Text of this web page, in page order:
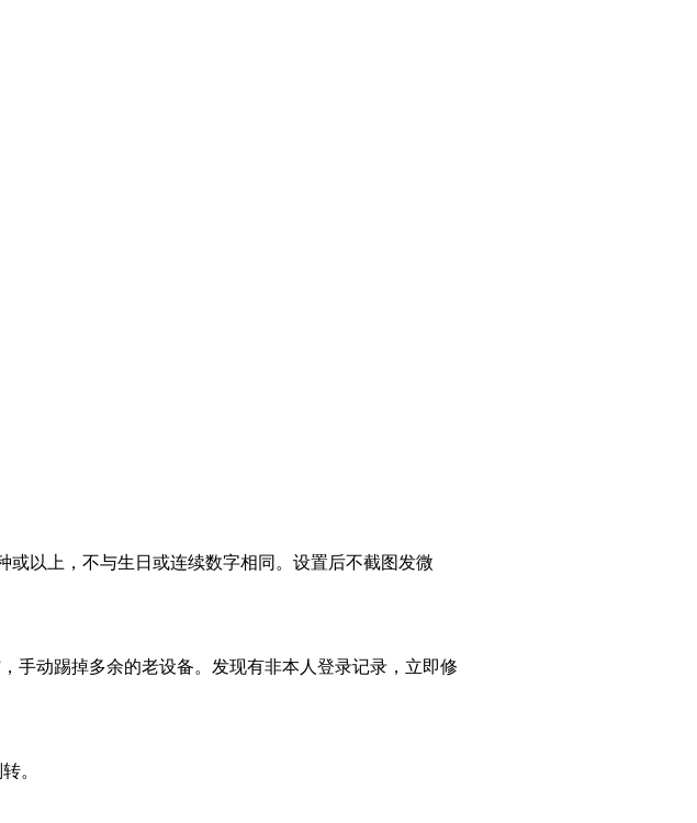
以上，不与生日或连续数字相同。设置后不截图发微
手动踢掉多余的老设备。发现有非本人登录记录，立即修
。